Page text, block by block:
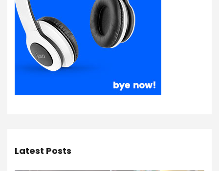
Latest Posts